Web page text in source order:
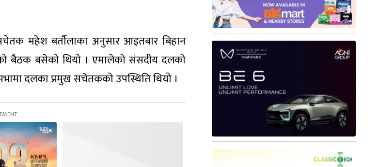
महेश बर्तौलाका अनुसार आइतबार बिहान
बैठक बसेको थियो । एमालेको संसदीय दलको
सभामा दलका प्रमुख सचेतकको उपस्थिति थियो ।